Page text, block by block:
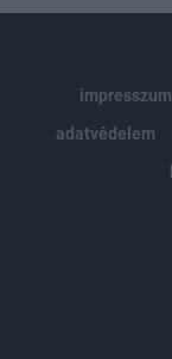
impresszum
adatvédelem